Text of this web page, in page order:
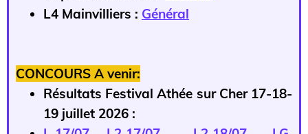
L4 Mainvilliers : Général
CONCOURS A venir:
Résultats Festival Athée sur Cher 17-18-
19 juillet 2026 :